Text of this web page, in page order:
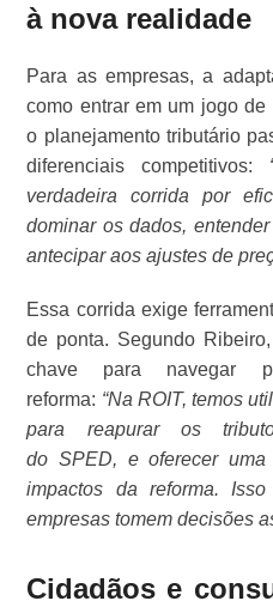
à nova realidade
Para as empresas, a
como entrar em um jogo
o planejamento tributário
diferenciais competitivos:
verdadeira corrida por
dominar os dados,
antecipar aos ajustes de
Essa corrida exige
de ponta. Segundo
chave para navegar
reforma: “Na ROIT, temos
para reapurar os
do SPED, e oferecer
impactos da reforma.
empresas tomem decisões
Cidadãos e